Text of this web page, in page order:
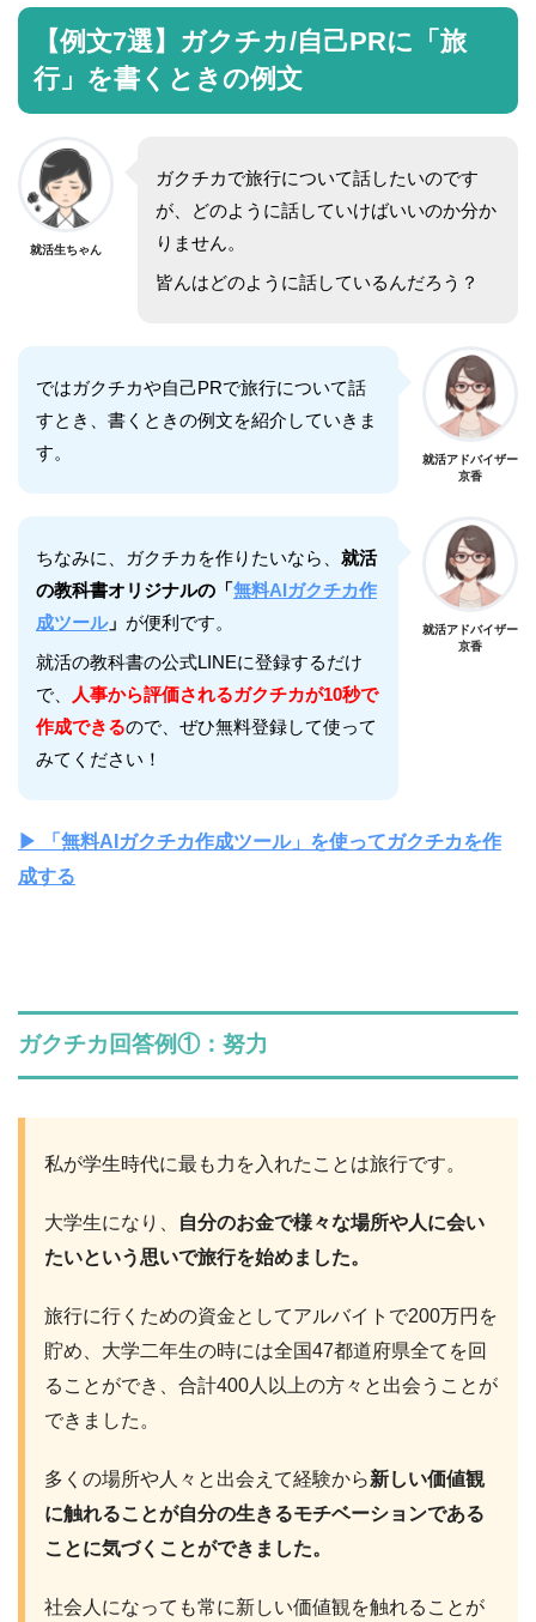
【例文7選】ガクチカ/自己PRに「旅
行」を書くときの例文
就活生ちゃん
ガクチカで旅行について話したいのです
が、どのように話していけばいいのか分か
りません。
皆んはどのように話しているんだろう？
ではガクチカや自己PRで旅行について話
すとき、書くときの例文を紹介していきま
す。
就活アドバイザー
京香
ちなみに、ガクチカを作りたいなら、 就活
の教科書オリジナルの「無料AIガクチカ作
成ツール」 が便利です。
就活の教科書の公式LINEに登録するだけ
で、
人事から評価されるガクチカが10秒で
作成できるので、ぜひ無料登録して使って
みてください！
就活アドバイザー
京香
▶︎ 「無料AIガクチカ作成ツール」を使ってガクチカを作
成する
ガクチカ回答例①：努力
私が学生時代に最も力を入れたことは旅行です。
大学生になり、
自分のお金で様々な場所や人に会い
たいという思いで旅行を始めました。
旅行に行くための資金としてアルバイトで200万円を
貯め、大学二年生の時には全国47都道府県全てを回
ることができ、合計400人以上の方々と出会うことが
できました。
多くの場所や人々と出会えて経験から新しい価値観
に触れることが自分の生きるモチベーションである
ことに気づくことができました。
社会人になっても常に新しい価値観を触れることが